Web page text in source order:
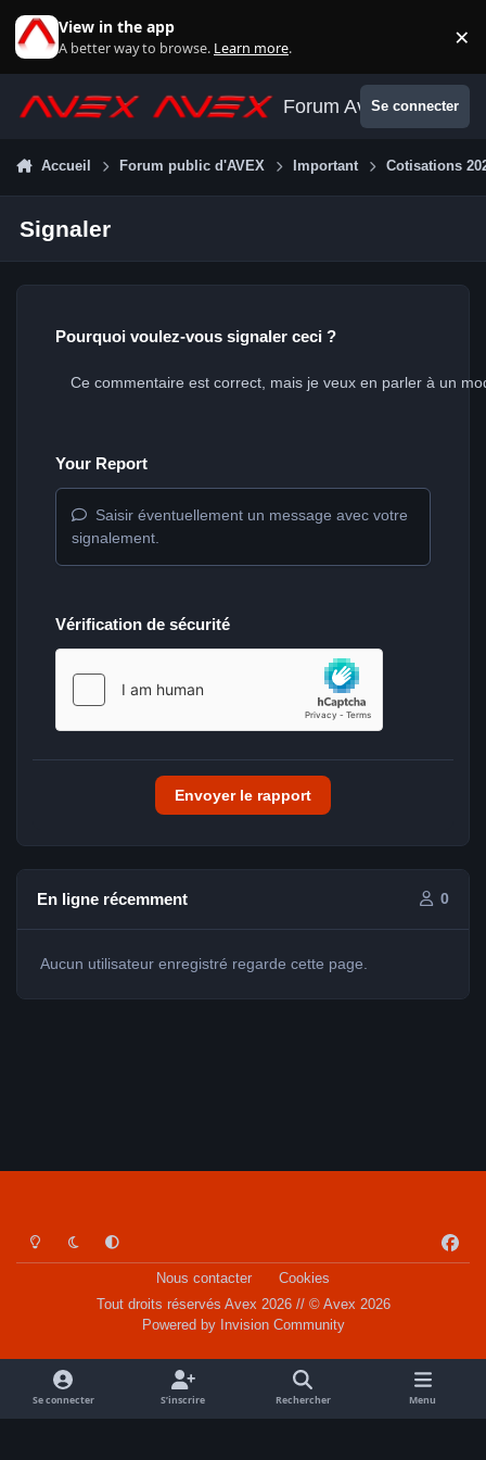
View in the app
A better way to browse. Learn more. ×
Forum AvexSe connecter
Accueil Forum public d'AVEX Important Cotisations
Signaler
Pourquoi voulez-vous signaler ceci ?
Your Report
Saisir éventuellement un message avec votre
signalement.
Vérification de sécurité
Envoyer le rapport
En ligne récemment 0
Aucun utilisateur enregistré regarde cette page.
Light ModeDark ModeSystem Preference
a
o
k
Nous contacter
Cookies
Tout droits réservés Avex 2026 // © Avex 2026
Powered by Invision Community
Se connecter S’inscrire Rechercher Menu